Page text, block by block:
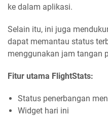
ke dalam aplikasi.
Selain itu, ini juga
dapat memantau status
menggunakan jam tangan
Fitur utama FlightStats:
Status penerbangan
Widget hari ini